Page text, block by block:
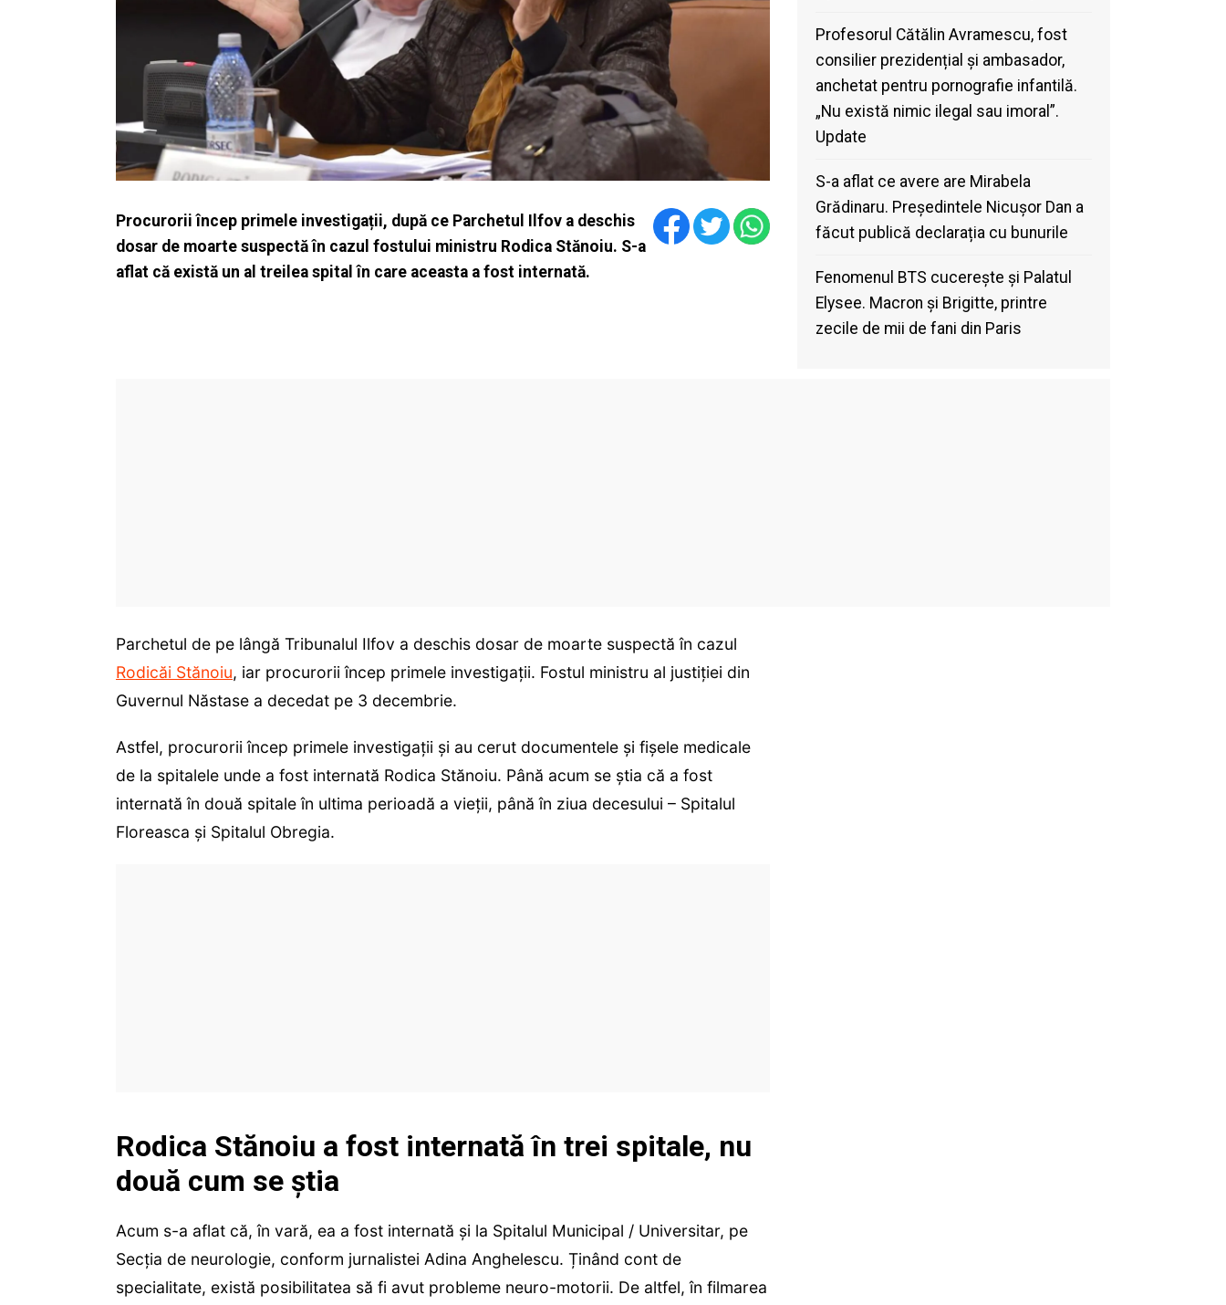
Procurorii încep primele investigații, după ce Parchetul Ilfov a deschis
dosar de moarte suspectă în cazul fostului ministru Rodica Stănoiu. S-a
aflat că există un al treilea spital în care aceasta a fost internată.
Profesorul Cătălin Avramescu, fost
consilier prezidențial și ambasador,
anchetat pentru pornografie infantilă.
„Nu există nimic ilegal sau imoral”.
Update
S-a aflat ce avere are Mirabela
Grădinaru. Președintele Nicușor Dan a
făcut publică declarația cu bunurile
Fenomenul BTS cucerește și Palatul
Elysee. Macron și Brigitte, printre
zecile de mii de fani din Paris
Parchetul de pe lângă Tribunalul Ilfov a deschis dosar de moarte suspectă în cazul
Rodicăi Stănoiu, iar procurorii încep primele investigații. Fostul ministru al justiției din
Guvernul Năstase a decedat pe 3 decembrie.
Astfel, procurorii încep primele investigații și au cerut documentele și fișele medicale
de la spitalele unde a fost internată Rodica Stănoiu. Până acum se știa că a fost
internată în două spitale în ultima perioadă a vieții, până în ziua decesului – Spitalul
Floreasca și Spitalul Obregia.
Rodica Stănoiu a fost internată în trei spitale, nu
două cum se știa
Acum s-a aflat că, în vară, ea a fost internată și la Spitalul Municipal / Universitar, pe
Secția de neurologie, conform jurnalistei Adina Anghelescu. Ținând cont de
specialitate, există posibilitatea să fi avut probleme neuro-motorii. De altfel, în filmarea